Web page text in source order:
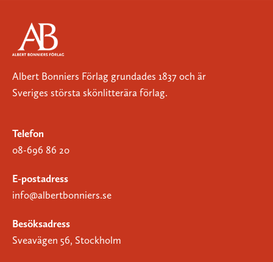
Albert Bonniers Förlag grundades 1837 och är
Sveriges största skönlitterära förlag.
Telefon
08-696 86 20
E-postadress
info@albertbonniers.se
Besöksadress
Sveavägen 56, Stockholm